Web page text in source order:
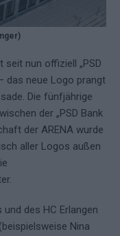
seit nun offiziell „PSD
das neue Logo prangt
Die fünfjährige
der „PSD Bank
der ARENA wurde
aller Logos außen
des HC Erlangen
Nina